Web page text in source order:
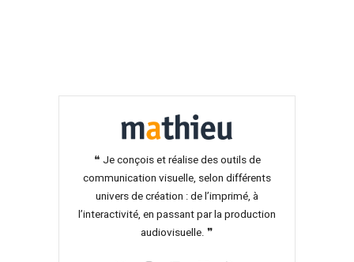
❝ Je conçois et réalise des outils de
communication visuelle, selon différents
univers de création : de l’imprimé, à
l’interactivité, en passant par la production
audiovisuelle. ❞